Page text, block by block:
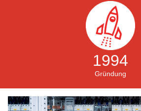
1994
Gründung